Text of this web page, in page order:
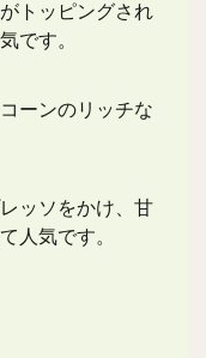
トッピングされ
です。
ーンのリッチな
ッソをかけ、甘
人気です。